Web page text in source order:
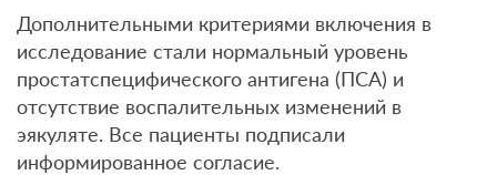
Дополнительными критериями включения в
исследование стали нормальный уровень
простатспецифического антигена (ПСА) и
отсутствие воспалительных изменений в
эякуляте. Все пациенты подписали
информированное согласие.